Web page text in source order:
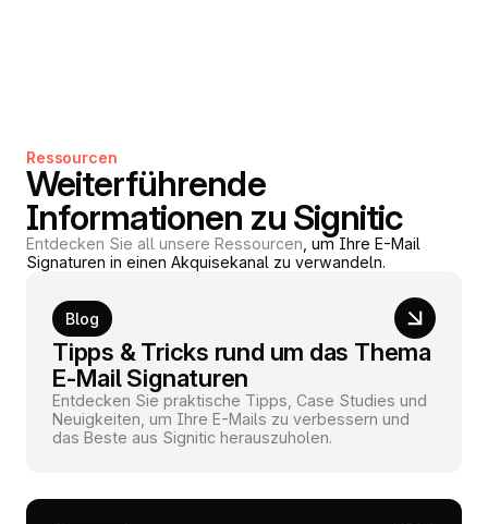
Ressourcen
Weiterführende
Informationen zu Signitic
Entdecken Sie all unsere Ressourcen , um Ihre E-Mail
Signaturen in einen Akquisekanal zu verwandeln.
Blog
Tipps & Tricks rund um das Thema
E-Mail Signaturen
Entdecken Sie praktische Tipps, Case Studies und
Neuigkeiten, um Ihre E-Mails zu verbessern und
das Beste aus Signitic herauszuholen.